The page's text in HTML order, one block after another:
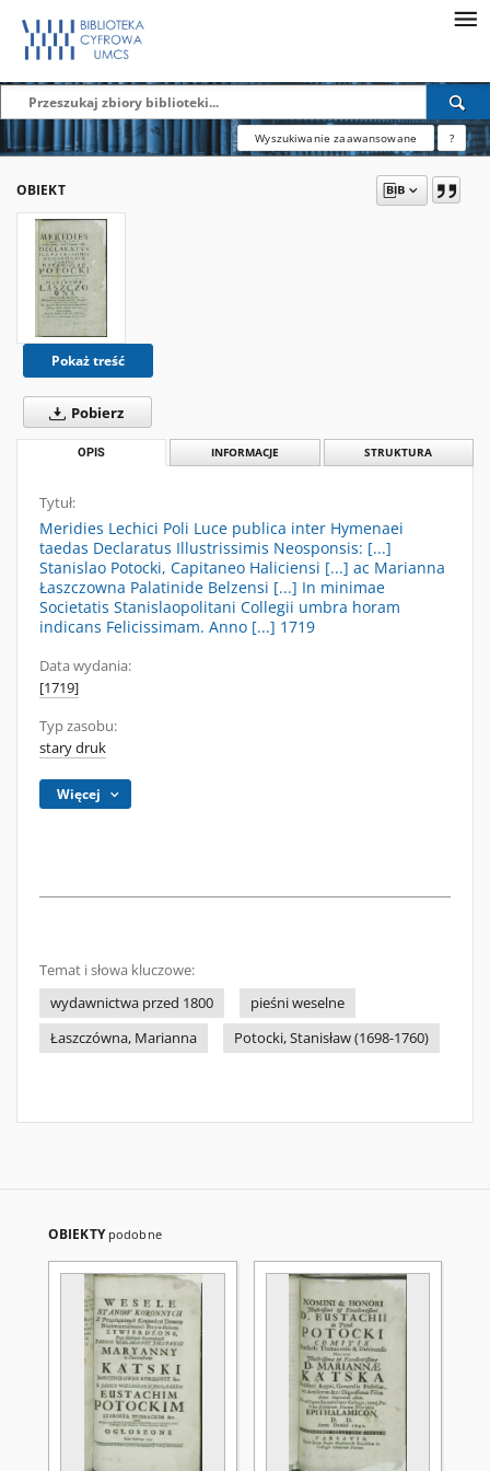
Wyszukiwanie zaawansowane ?
OBIEKT
Pokaż treść
Pobierz
OPIS INFORMACJE STRUKTURA
Tytuł:
Meridies Lechici Poli Luce publica inter Hymenaei
taedas Declaratus Illustrissimis Neosponsis: [...]
Stanislao Potocki, Capitaneo Haliciensi [...] ac Marianna
Łaszczowna Palatinide Belzensi [...] In minimae
Societatis Stanislaopolitani Collegii umbra horam
indicans Felicissimam. Anno [...] 1719
Data wydania:
[1719]
Typ zasobu:
stary druk
Więcej
Temat i słowa kluczowe:
wydawnictwa przed 1800
pieśni weselne
Łaszczówna, Marianna
Potocki, Stanisław (1698-1760)
OBIEKTY podobne